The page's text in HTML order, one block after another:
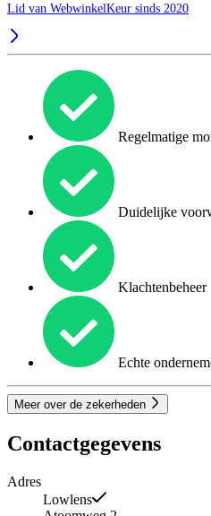
Lid van WebwinkelKeur sinds 2020
Regelmatige
Duidelijke
Klachtenbeheer
Echte
Meer over de zekerheden
Contactgegevens
Adres
Lowlens